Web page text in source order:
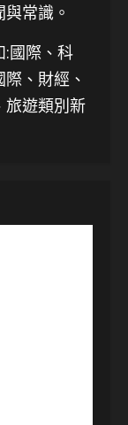
常識。
:國際、科
、財經、
旅遊類別新